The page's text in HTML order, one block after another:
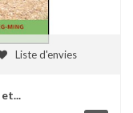
Liste d'envies